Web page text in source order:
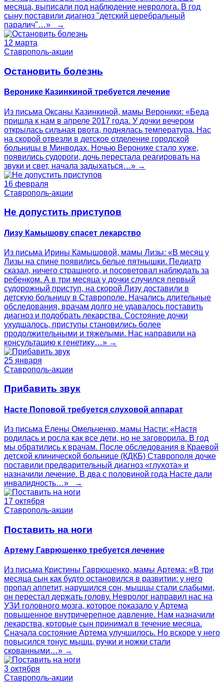
месяца, выписали под наблюдение невролога. В год
сыну поставили диагноз "детский церебральный
паралич"…» →
12 марта
Ставрополь-акции
Остановить болезнь
Веронике Казинкиной требуется лечение
Из письма Оксаны Казинкиной, мамы Вероники: «Беда
пришла к нам в апреле 2017 года. У дочки вечером
открылась сильная рвота, поднялась температура. Нас
на скорой отвезли в детское отделение городской
больницы в Минводах. Ночью Веронике стало хуже,
появились судороги, дочь перестала реагировать на
звуки и свет, начала задыхаться…» →
16 февраля
Ставрополь-акции
Не допустить приступов
Лизу Камышову спасет лекарство
Из письма Ирины Камышовой, мамы Лизы: «В месяц у
Лизы на спине появились белые пятнышки. Педиатр
сказал, ничего страшного, и посоветовал наблюдать за
ребенком. А в три месяца у дочки случился первый
судорожный приступ, на скорой Лизу доставили в
детскую больницу в Ставрополе. Начались длительные
обследования, врачам долго не удавалось поставить
диагноз и подобрать лекарства. Состояние дочки
ухудшалось, приступы становились более
продолжительными и тяжелыми. Нас направили на
консультацию к генетику…» →
25 января
Ставрополь-акции
Прибавить звук
Насте Поповой требуется слуховой аппарат
Из письма Елены Омельченко, мамы Насти: «Настя
родилась и росла как все дети, но не заговорила. В год
мы обратились к врачам. После обследования в Краевой
детской клинической больнице (КДКБ) Ставрополя дочке
поставили предварительный диагноз «глухота» и
назначили лечение. В два с половиной года Насте дали
инвалидность…» →
17 октября
Ставрополь-акции
Поставить на ноги
Артему Гаврюшенко требуется лечение
Из письма Кристины Гаврюшенко, мамы Артема: «В три
месяца сын как будто остановился в развитии: у него
пропал аппетит, нарушился сон, мышцы стали слабыми,
он перестал держать голову. Невролог направил нас на
УЗИ головного мозга, которое показало у Артема
повышенное внутричерепное давление. Нам назначили
лекарства, которые сын принимал в течение месяца.
Сначала состояние Артема улучшилось. Но вскоре у него
повысился тонус мышц, ручки и ножки стали
скованными…» →
3 октября
Ставрополь-акции